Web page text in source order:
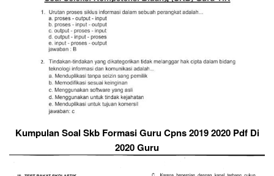
Kumpulan Soal Skb Formasi Guru Cpns 2019 2020 Pdf Di
2020 Guru